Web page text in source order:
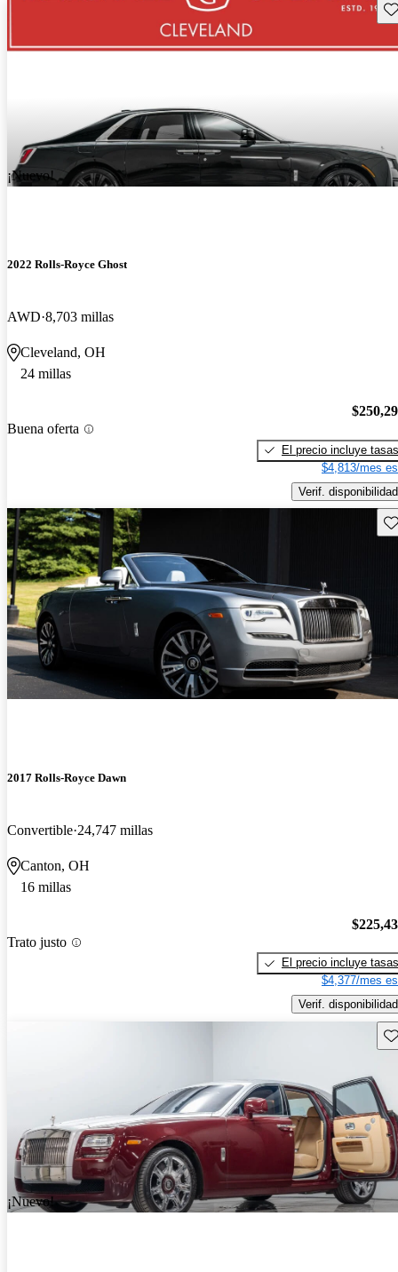
¡Nuevo!
2022 Rolls-Royce Ghost
AWD 8,703 millas
Cleveland, OH
24 millas
Buena oferta
El precio incluye tasas
$4,813/mes
Verif. disponibilidad
2017 Rolls-Royce Dawn
Convertible 24,747 millas
Canton, OH
16 millas
Trato justo
El precio incluye tasas
$4,377/mes
Verif. disponibilidad
¡Nuevo!